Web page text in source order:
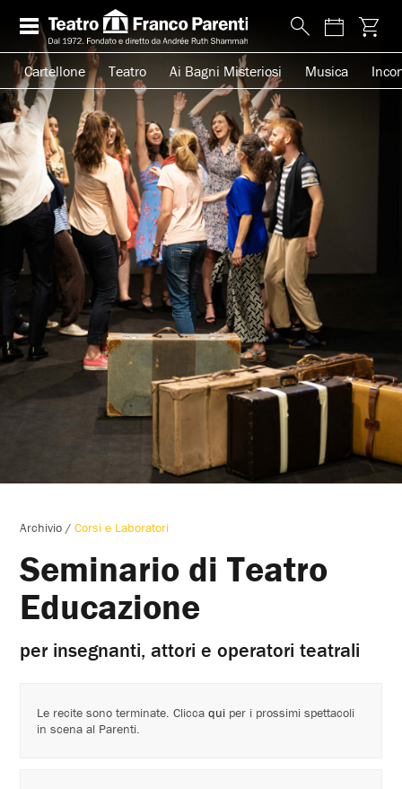
Cartellone Teatro Ai Bagni Misteriosi Musica
Archivio /Corsi e Laboratori
Seminario di Teatro
Educazione
per insegnanti, attori e operatori teatrali
Le recite sono terminate. Cliccaqui per i prossimi spettacoli
in scena al Parenti.